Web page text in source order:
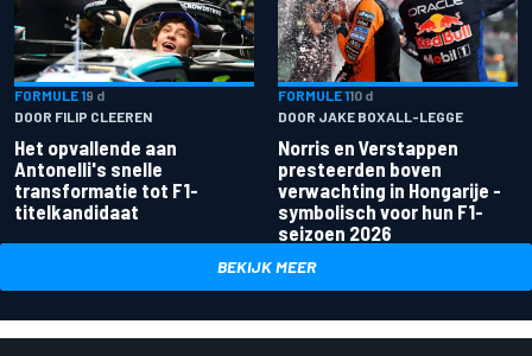
FORMULE 19 d
DOOR FILIP CLEEREN
Het opvallende aan
Antonelli's snelle
transformatie tot F1-
titelkandidaat
FORMULE 110 d
DOOR JAKE BOXALL-LEGGE
Norris en Verstappen
presteerden boven
verwachting in Hongarije -
symbolisch voor hun F1-
seizoen 2026
BEKIJK MEER